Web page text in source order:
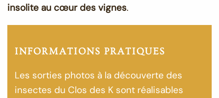
insolite au cœur des vignes.
INFORMATIONS PRATIQUES
Les sorties photos à la découverte des
insectes du Clos des K sont réalisables